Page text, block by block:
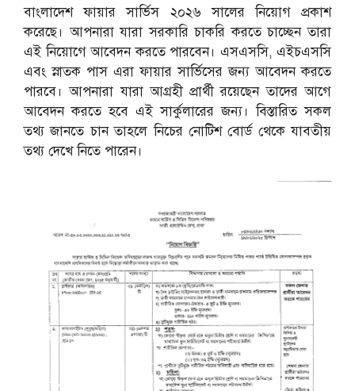
বাংলাদেশ ফায়ার সার্ভিস ২০২৬ সালের নিয়োগ প্রকাশ
করেছে। আপনারা যারা সরকারি চাকরি করতে চাচ্ছেন তারা
এই নিয়োগে আবেদন করতে পারবেন। এসএসসি, এইচএসসি
এবং স্নাতক পাস এরা ফায়ার সার্ভিসের জন্য আবেদন করতে
পারবে। আপনারা যারা আগ্রহী প্রার্থী রয়েছেন তাদের আগে
আবেদন করতে হবে এই সার্কুলারের জন্য। বিস্তারিত সকল
তথ্য জানতে চান তাহলে নিচের নোটিশ বোর্ড থেকে যাবতীয়
তথ্য দেখে নিতে পারেন।